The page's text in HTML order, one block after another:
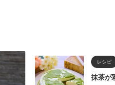
レシピ
抹茶が